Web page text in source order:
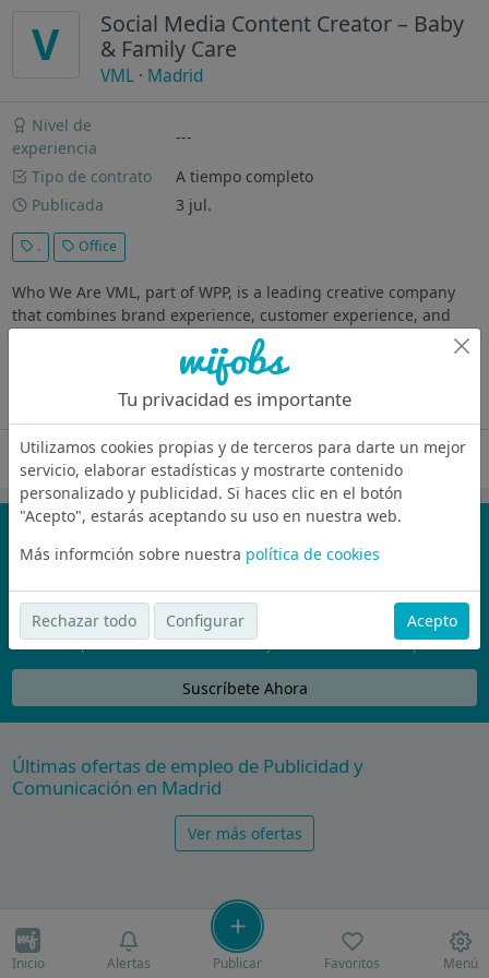
V
Social Media Content Creator – Baby
& Family Care
VML · Madrid
Nivel de
experiencia
---
Tipo de contrato
A tiempo completo
Publicada
3 jul.
. Office
Who We Are VML, part of WPP, is a leading creative company
that combines brand experience, customer experience, and
commerce, creating connected brands to drive growth. VML is
celebrated for its innovative and human first, award-winning
Oferta desactivada
¡No te pierdas nada!
Únete a la comunidad de wijobs y recibe por email las mejores
ofertas de empleo
Nunca compartiremos tu email con nadie y no te vamos a enviar spam
Suscríbete Ahora
Últimas ofertas de empleo de Publicidad y
Comunicación en Madrid
Ver más ofertas
Inicio Alertas Publicar Favoritos Menú
Tu privacidad es importante
Utilizamos cookies propias y de terceros para darte un mejor
servicio, elaborar estadísticas y mostrarte contenido
personalizado y publicidad. Si haces clic en el botón
"Acepto", estarás aceptando su uso en nuestra web.
Más informción sobre nuestra política de cookies
Rechazar todo Configurar Acepto